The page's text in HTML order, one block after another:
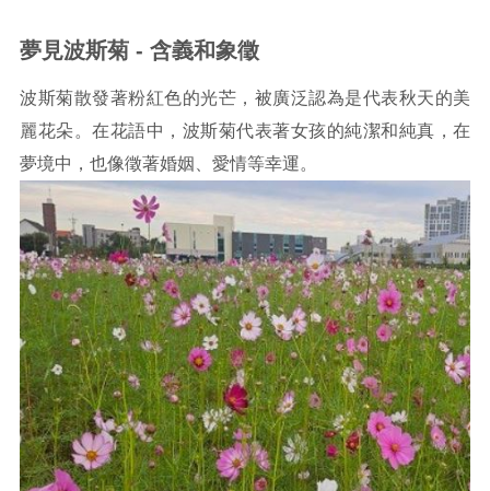
夢見波斯菊 - 含義和象徵
波斯菊散發著粉紅色的光芒，被廣泛認為是代表秋天的美
麗花朵。在花語中，波斯菊代表著女孩的純潔和純真，在
夢境中，也像徵著婚姻、愛情等幸運。